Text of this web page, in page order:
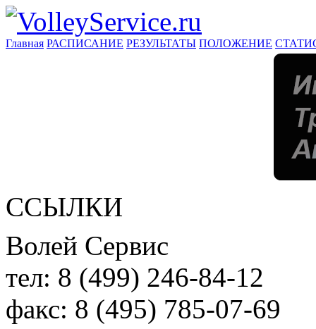
Главная РАСПИСАНИЕ РЕЗУЛЬТАТЫ ПОЛОЖЕНИЕ
ССЫЛКИ
Волей Сервис
тел: 8 (499) 246-84-12
факс: 8 (495) 785-07-69